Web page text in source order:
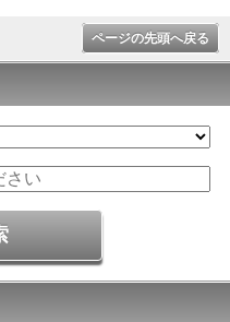
ページの先頭へ戻る